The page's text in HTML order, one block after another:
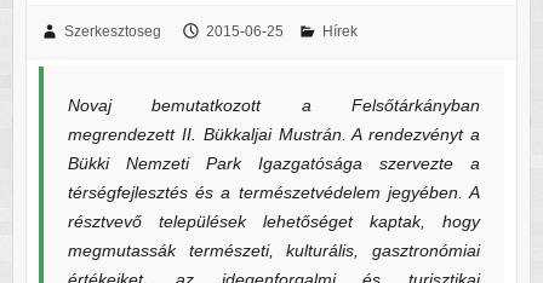
Szerkesztoseg 2015-06-25 Hírek
Novaj bemutatkozott a Felsőtárkányban
megrendezett II. Bükkaljai Mustrán. A rendezvényt a
Bükki Nemzeti Park Igazgatósága szervezte a
térségfejlesztés és a természetvédelem jegyében. A
résztvevő települések lehetőséget kaptak, hogy
megmutassák természeti, kulturális, gasztronómiai